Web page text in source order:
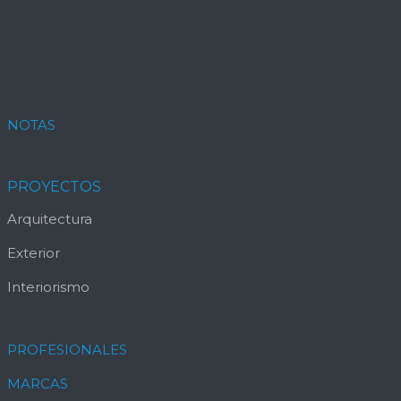
NOTAS
PROYECTOS
Arquitectura
Exterior
Interiorismo
PROFESIONALES
MARCAS